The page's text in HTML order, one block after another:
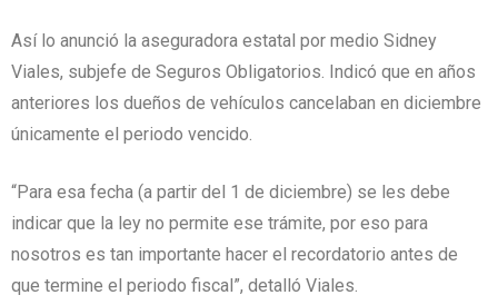
Así lo anunció la aseguradora estatal por medio Sidney
Viales, subjefe de Seguros Obligatorios. Indicó que en años
anteriores los dueños de vehículos cancelaban en diciembre
únicamente el periodo vencido.
“Para esa fecha (a partir del 1 de diciembre) se les debe
indicar que la ley no permite ese trámite, por eso para
nosotros es tan importante hacer el recordatorio antes de
que termine el periodo fiscal”, detalló Viales.